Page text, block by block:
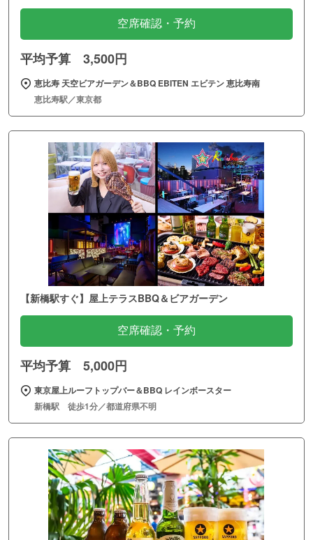
空席確認・予約
平均予算 3,500円
恵比寿 天空ビアガーデン＆BBQ EBITEN エビテン 恵比寿南
恵比寿駅／東京都
【新橋駅すぐ】屋上テラスBBQ＆ビアガーデン
空席確認・予約
平均予算 5,000円
東京屋上ルーフトップバー＆BBQ レインボースター
新橋駅 徒歩1分／都道府県不明